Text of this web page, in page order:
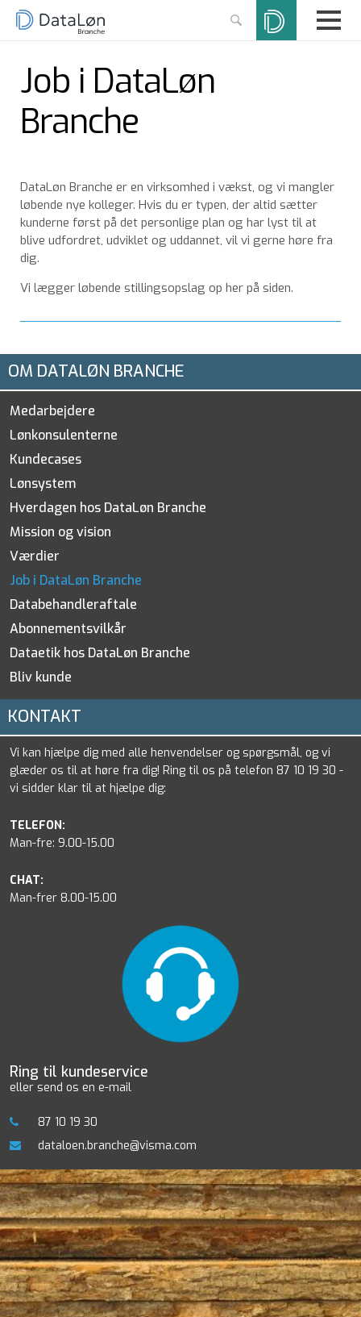
Job i DataLøn
Branche
DataLøn Branche er en virksomhed i vækst, og vi mangler
løbende nye kolleger. Hvis du er typen, der altid sætter
kunderne først på det personlige plan og har lyst til at
blive udfordret, udviklet og uddannet, vil vi gerne høre fra
dig.
Vi lægger løbende stillingsopslag op her på siden.
OM DATALØN BRANCHE
Medarbejdere
Lønkonsulenterne
Kundecases
Lønsystem
Hverdagen hos DataLøn Branche
Mission og vision
Værdier
Job i DataLøn Branche
Databehandleraftale
Abonnementsvilkår
Dataetik hos DataLøn Branche
Bliv kunde
KONTAKT
Vi kan hjælpe dig med alle henvendelser og spørgsmål, og vi
glæder os til at høre fra dig! Ring til os på telefon 87 10 19 30 -
vi sidder klar til at hjælpe dig:
TELEFON:
Man-fre: 9.00-15.00
CHAT:
Man-frer 8.00-15.00
Ring til kundeservice
eller send os en e-mail
87 10 19 30
dataloen.branche@visma.com